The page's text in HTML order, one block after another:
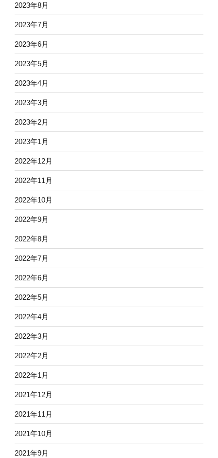
2023年8月
2023年7月
2023年6月
2023年5月
2023年4月
2023年3月
2023年2月
2023年1月
2022年12月
2022年11月
2022年10月
2022年9月
2022年8月
2022年7月
2022年6月
2022年5月
2022年4月
2022年3月
2022年2月
2022年1月
2021年12月
2021年11月
2021年10月
2021年9月